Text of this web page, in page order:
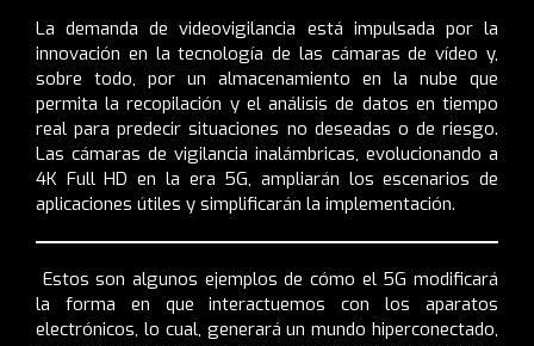
La demanda de videovigilancia está impulsada por la
innovación en la tecnología de las cámaras de vídeo y,
sobre todo, por un almacenamiento en la nube que
permita larecopilación y el análisis de datos en tiempo
real para predecir situaciones no deseadas o de riesgo.
Las cámaras de vigilancia inalámbricas, evolucionando a
4K Full HD en la era 5G, ampliarán los escenarios de
aplicaciones útiles y simplificarán la implementación.
Estos son algunos ejemplos de cómo el 5G modificará
la forma en que interactuemos con los aparatos
electrónicos, lo cual, generará un mundo hiperconectado,